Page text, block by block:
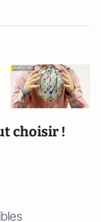
choisir !